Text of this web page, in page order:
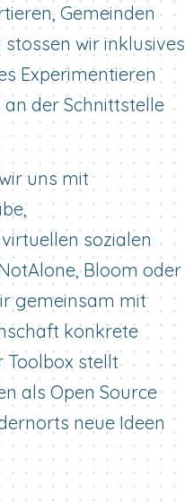
Gemeinden
wir inklusives
Experimentieren
der Schnittstelle
uns mit
sozialen
Bloom oder
gemeinsam mit
konkrete
Toolbox stellt
als Open Source
neue Ideen